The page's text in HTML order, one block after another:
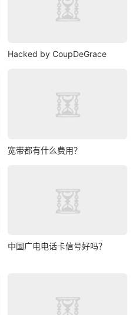
Hacked by CoupDeGrace
宽带都有什么费用？
中国广电电话卡信号好吗？